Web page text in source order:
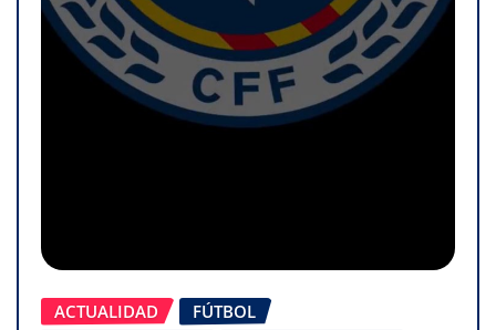
ACTUALIDAD
FÚTBOL